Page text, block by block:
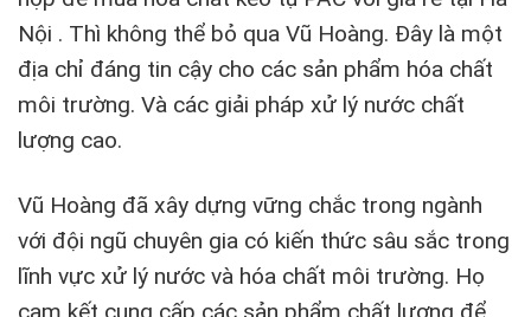
Nội . Thì không thể bỏ qua Vũ Hoàng. Đây là một
địa chỉ đáng tin cậy cho các sản phẩm hóa chất
môi trường. Và các giải pháp xử lý nước chất
lượng cao.
Vũ Hoàng đã xây dựng vững chắc trong ngành
với đội ngũ chuyên gia có kiến thức sâu sắc trong
lĩnh vực xử lý nước và hóa chất môi trường. Họ